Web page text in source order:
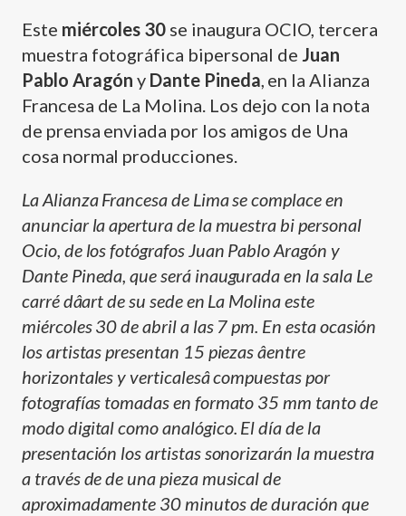
Este miércoles 30 se inaugura OCIO, tercera
muestra fotográfica bipersonal de Juan
Pablo Aragón y Dante Pineda , en la Alianza
Francesa de La Molina. Los dejo con la nota
de prensa enviada por los amigos de Una
cosa normal producciones.
La Alianza Francesa de Lima se complace en
anunciar la apertura de la muestra bi personal
Ocio, de los fotógrafos Juan Pablo Aragón y
Dante Pineda, que será inaugurada en la sala Le
carré dâart de su sede en La Molina este
miércoles 30 de abril a las 7 pm. En esta ocasión
los artistas presentan 15 piezas âentre
horizontales y verticalesâ compuestas por
fotografí­as tomadas en formato 35 mm tanto de
modo digital como analógico. El dí­a de la
presentación los artistas sonorizarán la muestra
a través de de una pieza musical de
aproximadamente 30 minutos de duración que